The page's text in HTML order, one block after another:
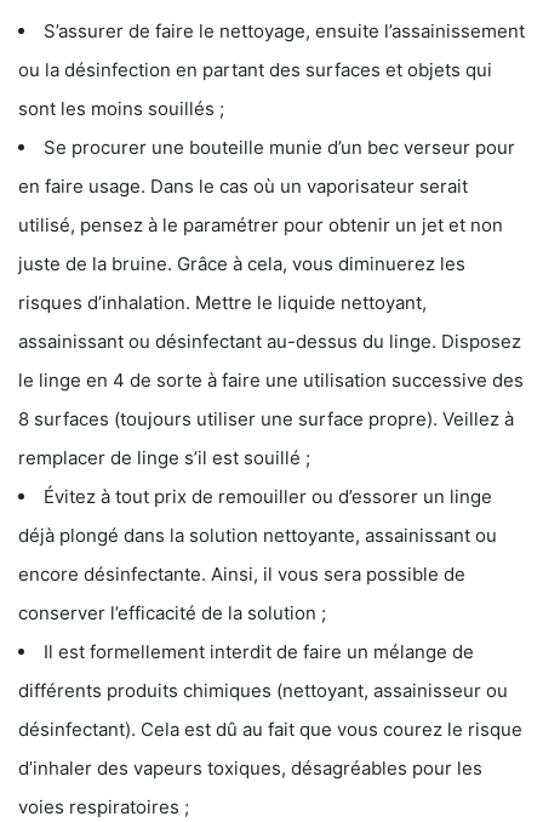
S’assurer de faire le nettoyage, ensuite l’assainissement
ou la désinfection en partant des surfaces et objets qui
sont les moins souillés ;
Se procurer une bouteille munie d’un bec verseur pour
en faire usage. Dans le cas où un vaporisateur serait
utilisé, pensez à le paramétrer pour obtenir un jet et non
juste de la bruine. Grâce à cela, vous diminuerez les
risques d’inhalation. Mettre le liquide nettoyant,
assainissant ou désinfectant au-dessus du linge. Disposez
le linge en 4 de sorte à faire une utilisation successive des
8 surfaces (toujours utiliser une surface propre). Veillez à
remplacer de linge s’il est souillé ;
Évitez à tout prix de remouiller ou d’essorer un linge
déjà plongé dans la solution nettoyante, assainissant ou
encore désinfectante. Ainsi, il vous sera possible de
conserver l’efficacité de la solution ;
Il est formellement interdit de faire un mélange de
différents produits chimiques (nettoyant, assainisseur ou
désinfectant). Cela est dû au fait que vous courez le risque
d’inhaler des vapeurs toxiques, désagréables pour les
voies respiratoires ;